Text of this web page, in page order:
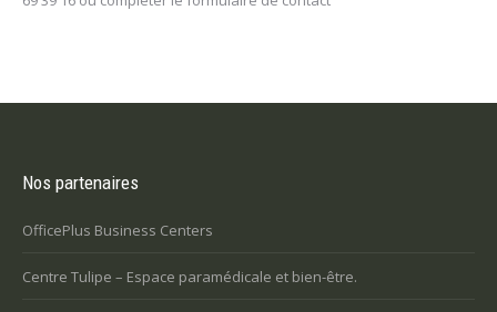
Nos partenaires
OfficePlus Business Centers
Centre Tulipe – Espace paramédicale et bien-être.